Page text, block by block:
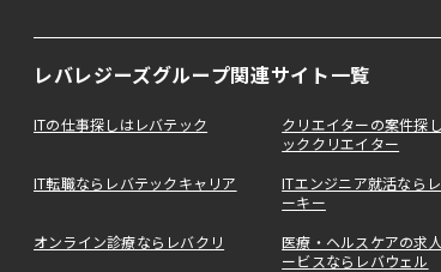
レバレジーズグループ関連サイト一覧
ITの仕事探しはレバテック
クリエイターの案件探
ッククリエイター
IT転職ならレバテックキャリア
ITエンジニア就活なら
ーキー
オンライン診療ならレバクリ
医療・ヘルスケアの求
ービスならレバウェル